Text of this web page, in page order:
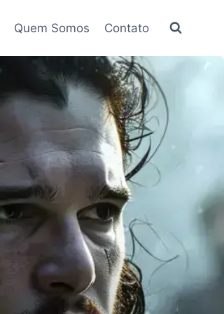
Quem Somos Contato